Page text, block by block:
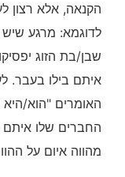
הקנאה, אלא רצון
לדוגמא: מרגע
שבן/בת הזוג
איתם בילו בעבר.
האומרים "הוא/היא
החברים שלו
מהווה איום על